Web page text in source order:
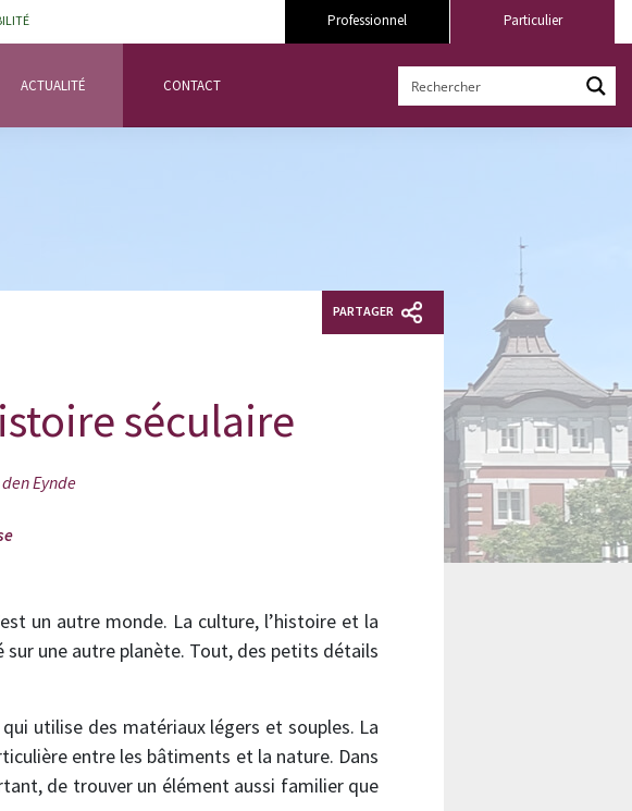
Particulier
Professionnel
ACTUALITÉ CONTACT
PARTAGER
séculaire
Eynde
un autre monde. La culture, l’histoire et la
une autre planète. Tout, des petits détails
utilise des matériaux légers et souples. La
entre les bâtiments et la nature. Dans
de trouver un élément aussi familier que